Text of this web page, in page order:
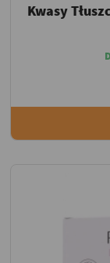
Kwasy